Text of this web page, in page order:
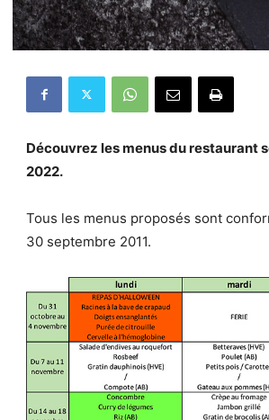
Découvrez les menus du restaurant
2022.
Tous les menus proposés sont
30 septembre 2011.